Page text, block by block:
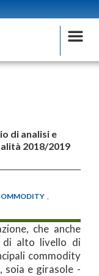
di analisi e
2018/2019
,
che anche
di alto livello di
commodity
soia e girasole -